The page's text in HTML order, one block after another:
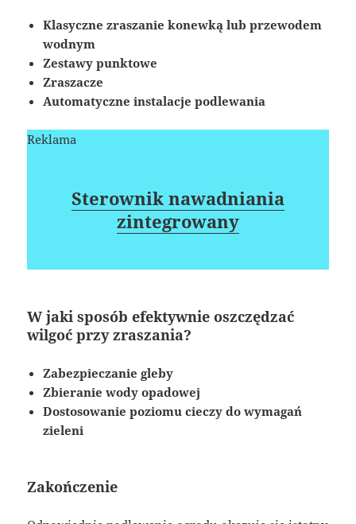
Klasyczne zraszanie konewką lub przewodem
wodnym
Zestawy punktowe
Zraszacze
Automatyczne instalacje podlewania
Reklama
Sterownik nawadniania
zintegrowany
W jaki sposób efektywnie oszczędzać
wilgoć przy zraszania?
Zabezpieczanie gleby
Zbieranie wody opadowej
Dostosowanie poziomu cieczy do wymagań
zieleni
Zakończenie